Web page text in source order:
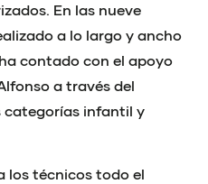
En las nueve
a lo largo y ancho
contado con el apoyo
a través del
categorías infantil y
los técnicos todo el